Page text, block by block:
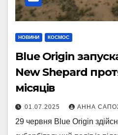
НОВИНИ КОСМОС
Blue Origin
New Shepard
місяців
01.07.2025 АННА
29 червня Blue Origin